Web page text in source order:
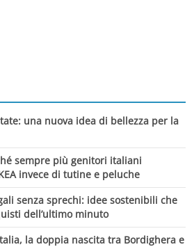
una nuova idea di bellezza per la
sempre più genitori italiani
invece di tutine e peluche
senza sprechi: idee sostenibili che
dell’ultimo minuto
la doppia nascita tra Bordighera e